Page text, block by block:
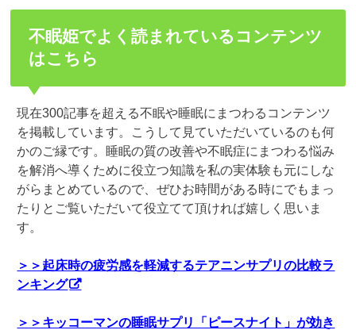
不眠姫でよく読まれているコンテンツ
はこちら
現在300記事を超える不眠や睡眠にまつわるコンテンツ
を掲載しています。こうして見ていただいているのも何
かのご縁です。睡眠の質の改善や不眠症にまつわる悩み
を解消へ導くために役立つ知識を私の実体験も元にしな
がらまとめているので、ぜひお時間がある時にでもまっ
たりとご覧いただいて役立てて頂ければ嬉しく思いま
す。
＞＞起床時の疲労感を軽減するテアニンサプリの比較ラ
ンキング
＞＞キッコーマンの睡眠サプリ「ピースナイト」が効き